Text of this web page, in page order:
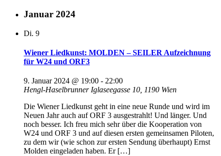
Januar 2024
Di. 9
Wiener Liedkunst: MOLDEN – SEILER Aufzeichnung
für W24 und ORF3
9. Januar 2024 @ 19:00 - 22:00
Hengl-Haselbrunner Iglaseegasse 10, 1190 Wien
Die Wiener Liedkunst geht in eine neue Runde und wird im
Neuen Jahr auch auf ORF 3 ausgestrahlt! Und länger. Und
noch besser. Ich freu mich sehr über die Kooperation von
W24 und ORF 3 und auf diesen ersten gemeinsamen Piloten,
zu dem wir (wie schon zur ersten Sendung überhaupt) Ernst
Molden eingeladen haben. Er […]